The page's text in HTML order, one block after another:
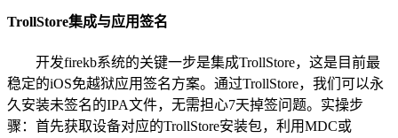
TrollStore集成与应用签名
开发firekb系统的关键一步是集成TrollStore，这是目前最
稳定的iOS免越狱应用签名方案。通过TrollStore，我们可以永
久安装未签名的IPA文件，无需担心7天掉签问题。实操步
骤：首先获取设备对应的TrollStore安装包，利用MDC或